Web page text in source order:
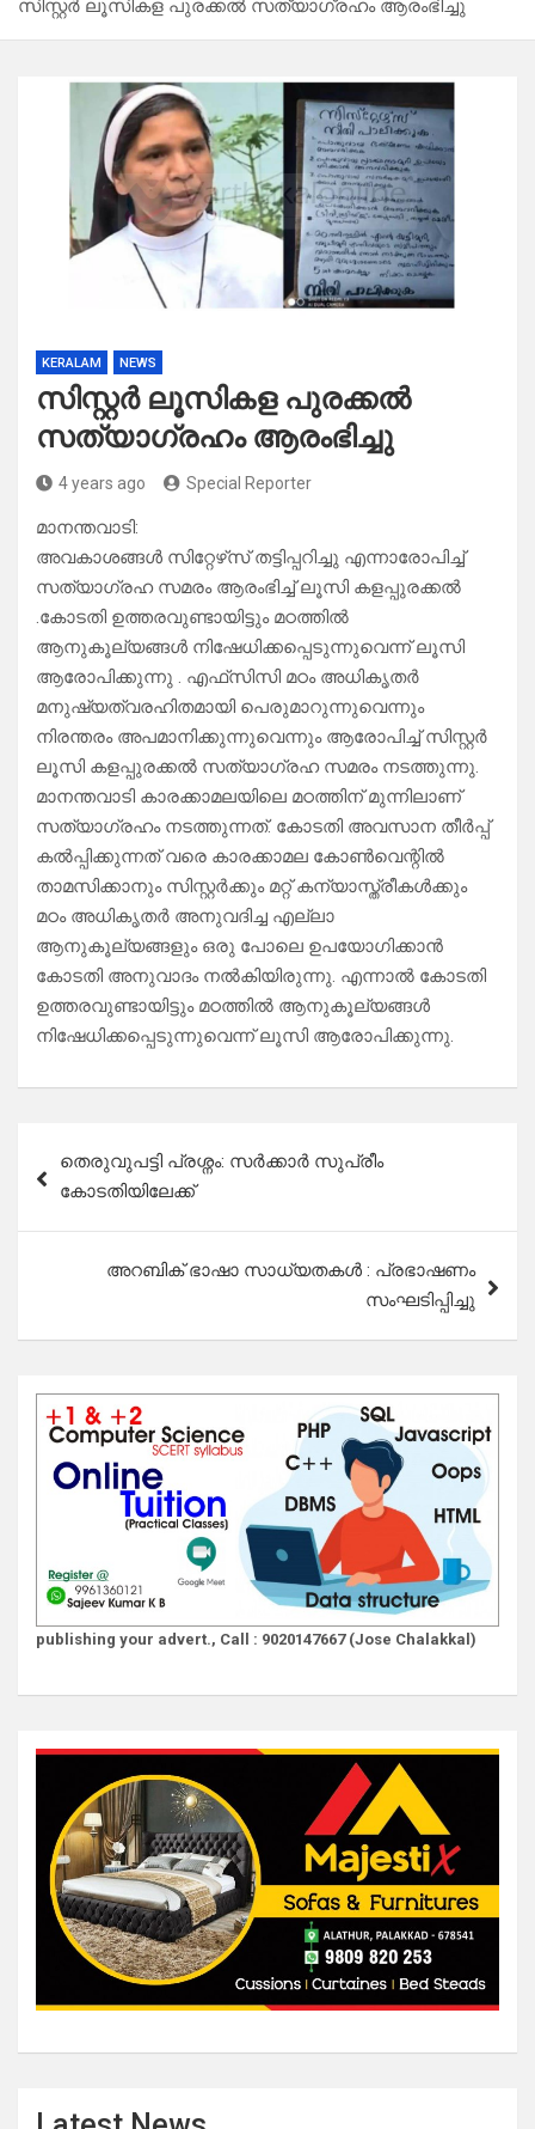
സിസ്റ്റർ ലൂസികള പുരക്കൽ സത്യാഗ്രഹം ആരംഭിച്ചു
KERALAM NEWS
സിസ്റ്റർ ലൂസികള പുരക്കൽ
സത്യാഗ്രഹം ആരംഭിച്ചു
4 years ago Special Reporter
മാനന്തവാടി:
അവകാശങ്ങള്‍ സിറ്റേഴ്‌സ് തട്ടിപ്പറിച്ചു എന്നാരോപിച്ച്
സത്യാഗ്രഹ സമരം ആരംഭിച്ച് ലൂസി കളപ്പുരക്കല്‍
.കോടതി ഉത്തരവുണ്ടായിട്ടും മഠത്തില്‍
ആനുകൂല്യങ്ങള്‍ നിഷേധിക്കപ്പെടുന്നുവെന്ന് ലൂസി
ആരോപിക്കുന്നു . എഫ്‌സിസി മഠം അധികൃതര്‍
മനുഷ്യത്വരഹിതമായി പെരുമാറുന്നുവെന്നും
നിരന്തരം അപമാനിക്കുന്നുവെന്നും ആരോപിച്ച് സിസ്റ്റര്‍
ലൂസി കളപ്പുരക്കല്‍ സത്യാഗ്രഹ സമരം നടത്തുന്നു.
മാനന്തവാടി കാരക്കാമലയിലെ മഠത്തിന് മുന്നിലാണ്
സത്യാഗ്രഹം നടത്തുന്നത്. കോടതി അവസാന തീര്‍പ്പ്
കല്‍പ്പിക്കുന്നത് വരെ കാരക്കാമല കോണ്‍വെന്റില്‍
താമസിക്കാനും സിസ്റ്റര്‍ക്കും മറ്റ് കന്യാസ്ത്രീകള്‍ക്കും
മഠം അധികൃതര്‍ അനുവദിച്ച എല്ലാ
ആനുകൂല്യങ്ങളും ഒരു പോലെ ഉപയോഗിക്കാന്‍
കോടതി അനുവാദം നല്‍കിയിരുന്നു. എന്നാല്‍ കോടതി
ഉത്തരവുണ്ടായിട്ടും മഠത്തില്‍ ആനുകൂല്യങ്ങള്‍
നിഷേധിക്കപ്പെടുന്നുവെന്ന് ലൂസി ആരോപിക്കുന്നു.
navigation
തെരുവുപട്ടി പ്രശ്നം: സർക്കാർ സുപ്രീം
കോടതിയിലേക്ക്
അറബിക് ഭാഷാ സാധ്യതകൾ : പ്രഭാഷണം
സംഘടിപ്പിച്ചു
publishing your advert., Call : 9020147667 (Jose Chalakkal)